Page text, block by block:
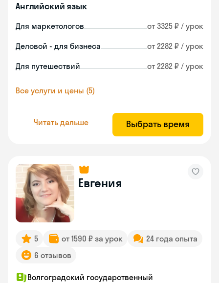
Английский язык
Для маркетологов от 3325 ₽ / урок
Деловой - для бизнеса от 2282 ₽ / урок
Для путешествий от 2282 ₽ / урок
Все услуги и цены (5)
Читать дальше Выбрать время
Евгения
5 от 1590 ₽ за урок
24 года опыта
6 отзывов
Волгоградский государственный